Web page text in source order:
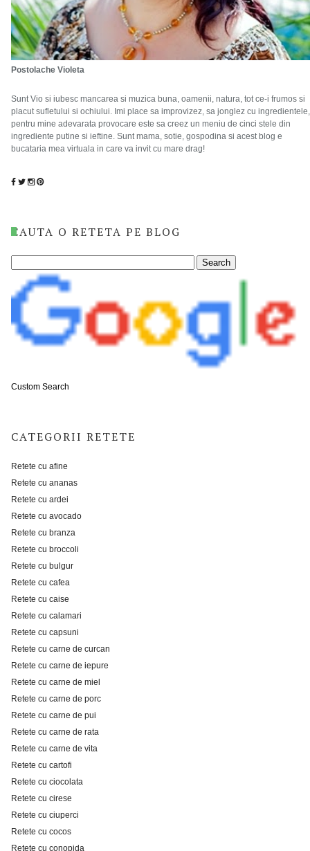
Postolache Violeta
Sunt Vio si iubesc mancarea si muzica buna, oamenii, natura, tot ce-i frumos si
placut sufletului si ochiului. Imi place sa improvizez, sa jonglez cu ingredientele,
pentru mine adevarata provocare este sa creez un meniu de cinci stele din
ingrediente putine si ieftine. Sunt mama, sotie, gospodina si acest blog e
bucataria mea virtuala in care va invit cu mare drag!
CAUTA O RETETA PE BLOG
Custom Search
CATEGORII RETETE
Retete cu afine
Retete cu ananas
Retete cu ardei
Retete cu avocado
Retete cu branza
Retete cu broccoli
Retete cu bulgur
Retete cu cafea
Retete cu caise
Retete cu calamari
Retete cu capsuni
Retete cu carne de curcan
Retete cu carne de iepure
Retete cu carne de miel
Retete cu carne de porc
Retete cu carne de pui
Retete cu carne de rata
Retete cu carne de vita
Retete cu cartofi
Retete cu ciocolata
Retete cu cirese
Retete cu ciuperci
Retete cu cocos
Retete cu conopida